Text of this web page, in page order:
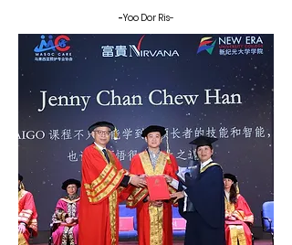
-Yoo Dor Ris-